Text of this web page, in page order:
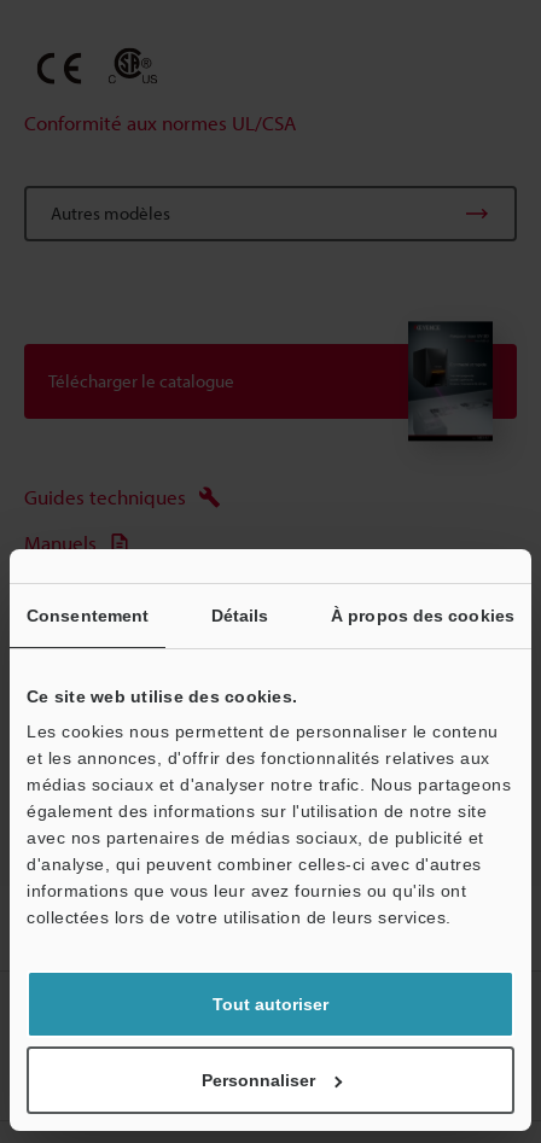
Consentement Détails À propos des cookies
Ce site web utilise des cookies.
Les cookies nous permettent de personnaliser le contenu
et les annonces, d'offrir des fonctionnalités relatives aux
médias sociaux et d'analyser notre trafic. Nous partageons
également des informations sur l'utilisation de notre site
avec nos partenaires de médias sociaux, de publicité et
d'analyse, qui peuvent combiner celles-ci avec d'autres
informations que vous leur avez fournies ou qu'ils ont
collectées lors de votre utilisation de leurs services.
Tout autoriser
Personnaliser
Conformité aux normes UL/CSA
Autres modèles
Télécharger le catalogue
Guides techniques
Manuels
Logiciel
Démo / Test
Prêt gratuit pour essai
Marquage Laser
Accueil Produits
Marquage Laser / Marquage jet d'encre
Créez votre compte KEYENCE
Inscrivez-vous maintenant!